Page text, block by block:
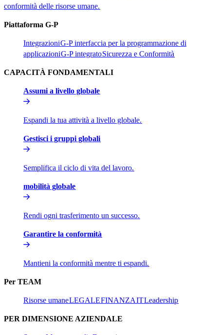
conformità delle risorse umane.​​
Piattaforma G-P​​
Integrazioni​​G-P interfaccia per la programmazione di
applicazioni​​G-P integrato​​Sicurezza e Conformità​​
CAPACITÀ FONDAMENTALI​​
Assumi a livello globale​​
Espandi la tua attività a livello globale.​​
Gestisci i gruppi globali​​
Semplifica il ciclo di vita del lavoro.​​
mobilità globale​​
Rendi ogni trasferimento un successo.​​
Garantire la conformità​​
Mantieni la conformità mentre ti espandi.​​
Per TEAM​​
Risorse umane​​LEGALE​​FINANZA​​IT​​Leadership​​
PER DIMENSIONE AZIENDALE​​